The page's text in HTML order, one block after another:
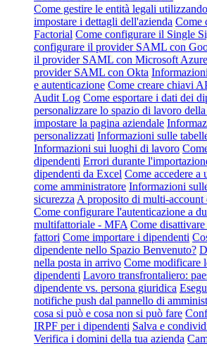
Come gestire le entità legali
impostare i dettagli dell'azienda Come
Factorial Come configurare il Single
configurare il provider SAML con
il provider SAML con Microsoft Azure
provider SAML con Okta
e autenticazione Come creare chiavi
Audit Log Come esportare i dati dei
personalizzare lo spazio di lavoro della
impostare la pagina aziendale
personalizzati Informazioni sulle
Informazioni sui luoghi di lavoro
dipendenti Errori durante
dipendenti da Excel Come accedere a
come amministratore Informazioni
sicurezza A proposito di multi-account
Come configurare l'autenticazione a
multifattoriale - MFA Come
fattori Come importare i dipendenti
dipendente nello Spazio Benvenuto?
nella posta in arrivo Come modificare
dipendenti Lavoro transfrontaliero:
dipendente vs. persona giuridica
notifiche push dal pannello di
cosa si può e cosa non si può fare
IRPF per i dipendenti Salva e
Verifica i domini della tua azienda